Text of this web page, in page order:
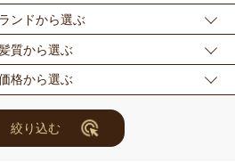
ンプー
トリートメント
イヤー・ヘア
ン
スタイリング
Men
メンズスタイリン
グ
ンドから選ぶ
オリジナル
ケラスターゼ
ル
アリミノ
ンバースリー
ミアン フォード
スティックキ
アクティバート
質から選ぶ
・コシ
ウェット
ヤ
しっとり
格から選ぶ
3000円
3001円〜5000円
絞り込む